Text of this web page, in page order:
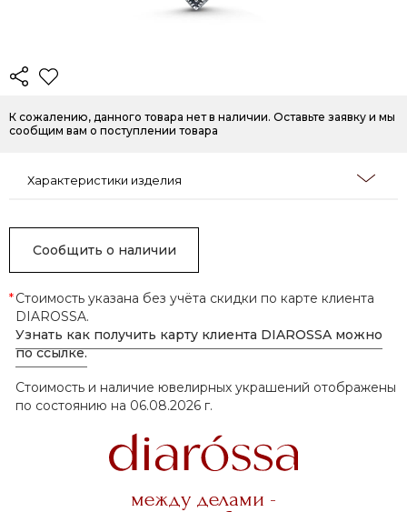
К сожалению, данного товара нет в наличии. Оставьте заявку и мы
сообщим вам о поступлении товара
Характеристики изделия
Сообщить о наличии
*Стоимость указана без учёта скидки по карте клиента
DIAROSSA.
Узнать как получить карту клиента DIAROSSA можно
по ссылке.
Стоимость и наличие ювелирных украшений отображены
по состоянию на 06.08.2026 г.
между делами -